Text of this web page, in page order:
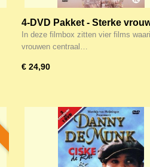
4-DVD Pakket - Sterke
filmbox! Actieprijs! Slechts
DVD
In deze filmbox zitten vier films
vrouwen centraal…
€ 24,90